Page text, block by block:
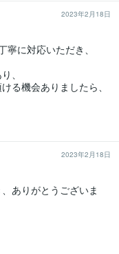
2023年2月18日
に対応いただき、
、
る機会ありましたら、
2023年2月18日
ありがとうございま